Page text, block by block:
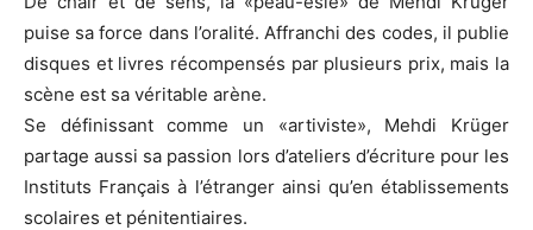
puise sa force dans l’oralité. Affranchi des codes, il publie
disques et livres récompensés par plusieurs prix, mais la
scène est sa véritable arène.
Se définissant comme un «artiviste», Mehdi Krüger
partage aussi sa passion lors d’ateliers d’écriture pour les
Instituts Français à l’étranger ainsi qu’en établissements
scolaires et pénitentiaires.